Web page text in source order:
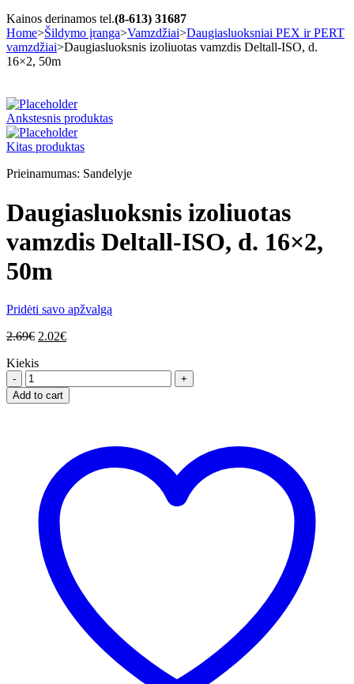
Kainos derinamos tel.(8-613) 31687
Home>Šildymo įranga>Vamzdžiai>Daugiasluoksniai PEX ir PERT
vamzdžiai>Daugiasluoksnis izoliuotas vamzdis Deltall-ISO, d.
16×2, 50m
Ankstesnis produktas
Kitas produktas
Prieinamumas: Sandelyje
Daugiasluoksnis izoliuotas
vamzdis Deltall-ISO, d. 16×2,
50m
Pridėti savo apžvalgą
2.69€ 2.02€
Kiekis
Daugiasluoksnis
izoliuotas
vamzdis
quantity
Add to cart